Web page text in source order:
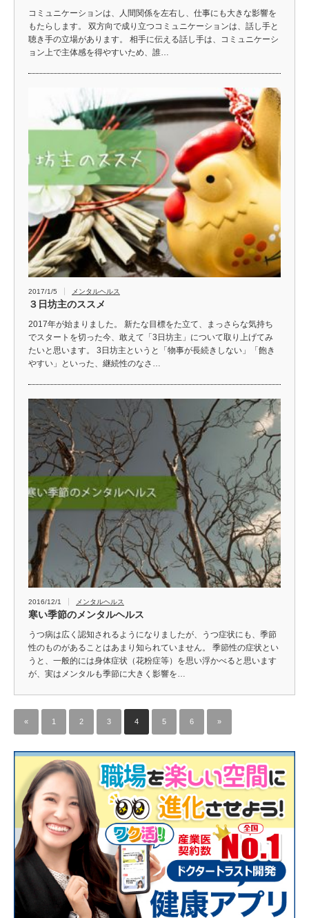
コミュニケーションは、人間関係を左右し、仕事にも大きな影響を
もたらします。 双方向で成り立つコミュニケーションは、話し手と
聴き手の立場があります。 相手に伝える話し手は、コミュニケーシ
ョン上で主体感を得やすいため、誰…
2017/1/5 メンタルヘルス
３日坊主のススメ
2017年が始まりました。 新たな目標をた立て、まっさらな気持ち
でスタートを切った今、敢えて「3日坊主」について取り上げてみ
たいと思います。 3日坊主というと「物事が長続きしない」「飽き
やすい」といった、継続性のなさ…
2016/12/1 メンタルヘルス
寒い季節のメンタルヘルス
うつ病は広く認知されるようになりましたが、うつ症状にも、季節
性のものがあることはあまり知られていません。 季節性の症状とい
うと、一般的には身体症状（花粉症等）を思い浮かべると思います
が、実はメンタルも季節に大きく影響を…
« 1 2 3 4 5 6 »